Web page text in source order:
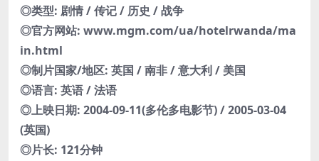
◎类型: 剧情 / 传记 / 历史 / 战争
◎官方网站: www.mgm.com/ua/hotelrwanda/ma
in.html
◎制片国家/地区: 英国 / 南非 / 意大利 / 美国
◎语言: 英语 / 法语
◎上映日期: 2004-09-11(多伦多电影节) / 2005-03-04
(英国)
◎片长: 121分钟